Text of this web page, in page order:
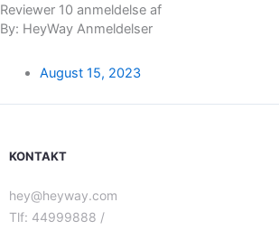
Reviewer 10 anmeldelse af
By: HeyWay Anmeldelser
August 15, 2023
KONTAKT
hey@heyway.com
Tlf: 44999888 /